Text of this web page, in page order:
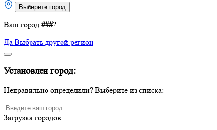
Выберите город
Ваш город ###?
Да Выбрать другой регион
Установлен город:
Неправильно определили? Выберите из списка:
Загрузка городов...